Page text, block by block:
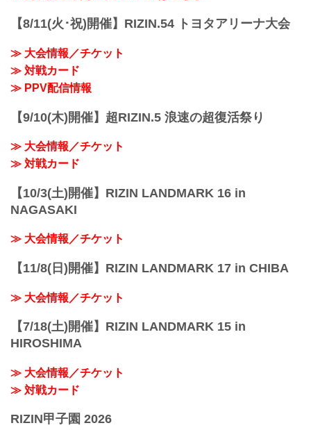
【8/11(火･祝)開催】RIZIN.54 トヨタアリーナ大会
≫ 大会情報／チケット
≫ 対戦カード
≫ PPV配信情報
【9/10(木)開催】超RIZIN.5 浪速の超復活祭り
≫ 大会情報／チケット
≫ 対戦カード
【10/3(土)開催】RIZIN LANDMARK 16 in
NAGASAKI
≫ 大会情報／チケット
【11/8(日)開催】RIZIN LANDMARK 17 in CHIBA
≫ 大会情報／チケット
【7/18(土)開催】RIZIN LANDMARK 15 in
HIROSHIMA
≫ 大会情報／チケット
≫ 対戦カード
RIZIN甲子園 2026